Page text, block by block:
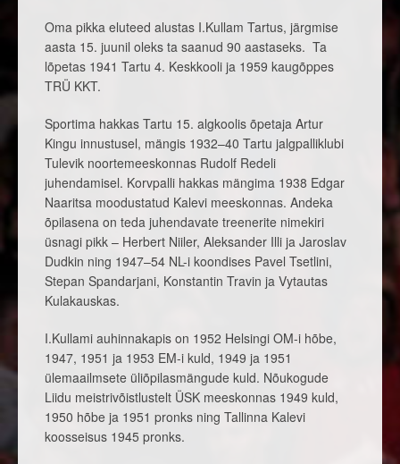
Oma pikka eluteed alustas I.Kullam Tartus, järgmise
aasta 15. juunil oleks ta saanud 90 aastaseks. Ta
lõpetas 1941 Tartu 4. Keskkooli ja 1959 kaugõppes
TRÜ KKT.
Sportima hakkas Tartu 15. algkoolis õpetaja Artur
Kingu innustusel, mängis 1932–40 Tartu jalgpalliklubi
Tulevik noortemeeskonnas Rudolf Redeli
juhendamisel. Korvpalli hakkas mängima 1938 Edgar
Naaritsa moodustatud Kalevi meeskonnas. Andeka
õpilasena on teda juhendavate treenerite nimekiri
üsnagi pikk – Herbert Niiler, Aleksander Illi ja Jaroslav
Dudkin ning 1947–54 NL-i koondises Pavel Tsetlini,
Stepan Spandarjani, Konstantin Travin ja Vytautas
Kulakauskas.
I.Kullami auhinnakapis on 1952 Helsingi OM-i hõbe,
1947, 1951 ja 1953 EM-i kuld, 1949 ja 1951
ülemaailmsete üliõpilasmängude kuld. Nõukogude
Liidu meistrivõistlustelt ÜSK meeskonnas 1949 kuld,
1950 hõbe ja 1951 pronks ning Tallinna Kalevi
koosseisus 1945 pronks.